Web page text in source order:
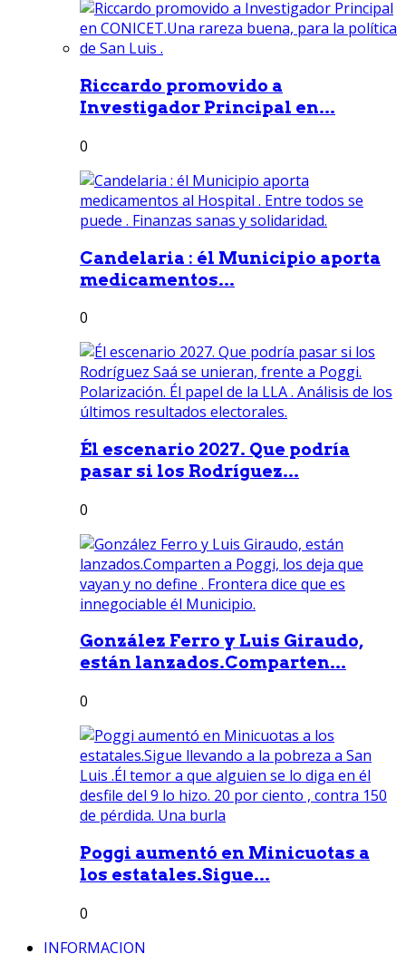
Riccardo promovido a
Investigador Principal en...
0
Candelaria : él Municipio aporta
medicamentos...
0
Él escenario 2027. Que podría
pasar si los Rodríguez...
0
González Ferro y Luis Giraudo,
están lanzados.Comparten...
0
Poggi aumentó en Minicuotas a
los estatales.Sigue...
0
INFORMACION